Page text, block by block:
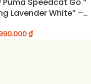
từ đi làm, dạo phố cho
lông mềm để giữ form
Lavender White” –
₫